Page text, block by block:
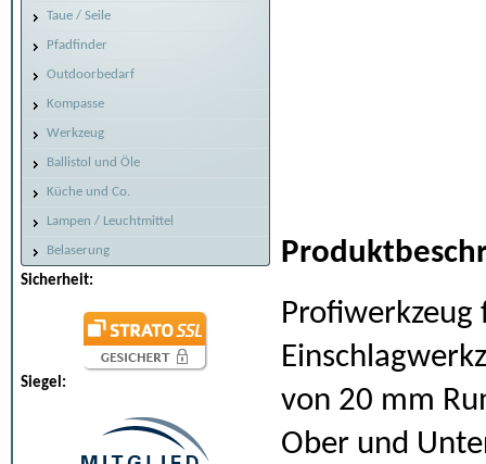
Taue / Seile
Pfadfinder
Outdoorbedarf
Kompasse
Werkzeug
Ballistol und Öle
Küche und Co.
Lampen / Leuchtmittel
Belaserung
Sicherheit:
Siegel:
Profiwerkzeug
von 20 mm
Ober und